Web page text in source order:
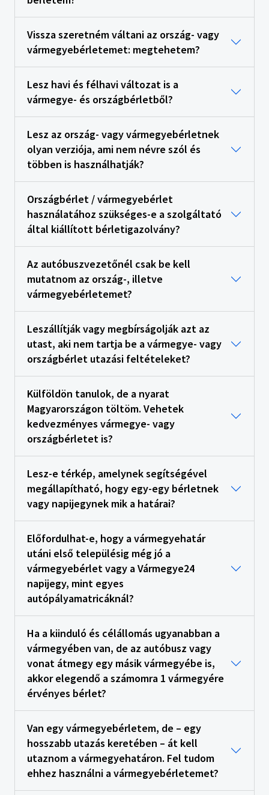
Vissza szeretném váltani az ország- vagy
vármegyebérletemet: megtehetem?
Lesz havi és félhavi változat is a
vármegye- és országbérletből?
Lesz az ország- vagy vármegyebérletnek
olyan verziója, ami nem névre szól és
többen is használhatják?
Országbérlet / vármegyebérlet
használatához szükséges-e a szolgáltató
által kiállított bérletigazolvány?
Az autóbuszvezetőnél csak be kell
mutatnom az ország-, illetve
vármegyebérletemet?
Leszállítják vagy megbírságolják azt az
utast, aki nem tartja be a vármegye- vagy
országbérlet utazási feltételeket?
Külföldön tanulok, de a nyarat
Magyarországon töltöm. Vehetek
kedvezményes vármegye- vagy
országbérletet is?
Lesz-e térkép, amelynek segítségével
megállapítható, hogy egy-egy bérletnek
vagy napijegynek mik a határai?
Előfordulhat-e, hogy a vármegyehatár
utáni első településig még jó a
vármegyebérlet vagy a Vármegye24
napijegy, mint egyes
autópályamatricáknál?
Ha a kiinduló és célállomás ugyanabban a
vármegyében van, de az autóbusz vagy
vonat átmegy egy másik vármegyébe is,
akkor elegendő a számomra 1 vármegyére
érvényes bérlet?
Van egy vármegyebérletem, de – egy
hosszabb utazás keretében – át kell
utaznom a vármegyehatáron. Fel tudom
ehhez használni a vármegyebérletemet?